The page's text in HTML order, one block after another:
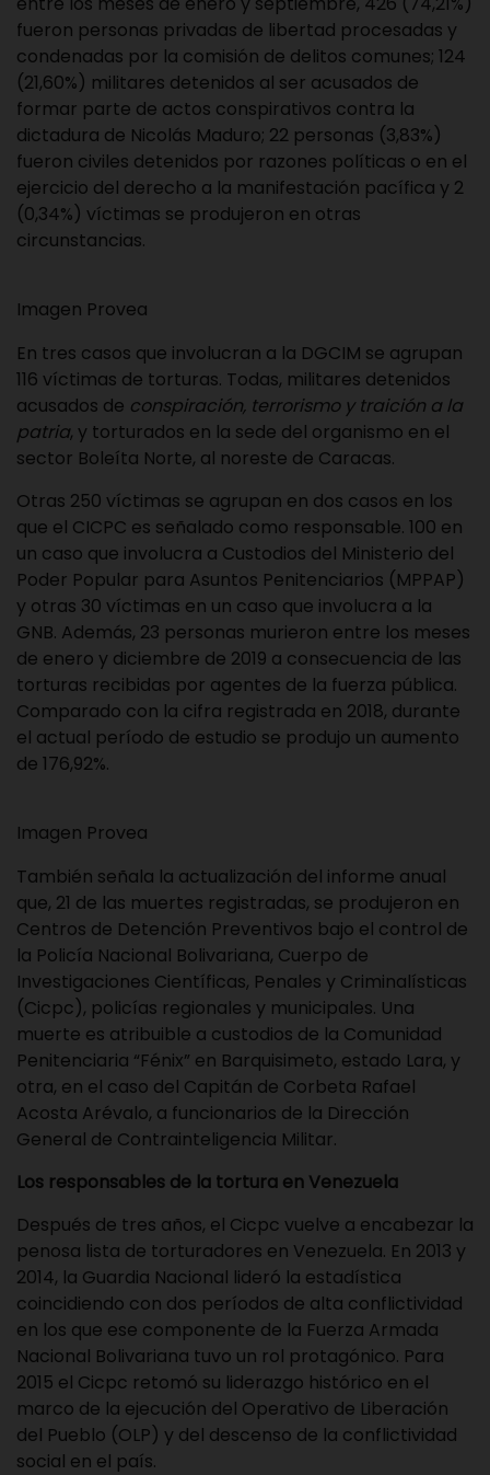
fueron personas privadas de libertad procesadas y
condenadas por la comisión de delitos comunes; 124
(21,60%) militares detenidos al ser acusados de
formar parte de actos conspirativos contra la
dictadura de Nicolás Maduro; 22 personas (3,83%)
fueron civiles detenidos por razones políticas o en el
ejercicio del derecho a la manifestación pacífica y 2
(0,34%) víctimas se produjeron en otras
circunstancias.
Imagen Provea
En tres casos que involucran a la DGCIM se agrupan
116 víctimas de torturas. Todas, militares detenidos
acusados de conspiración, terrorismo y traición a la
patria, y torturados en la sede del organismo en el
sector Boleíta Norte, al noreste de Caracas.
Otras 250 víctimas se agrupan en dos casos en los
que el CICPC es señalado como responsable. 100 en
un caso que involucra a Custodios del Ministerio del
Poder Popular para Asuntos Penitenciarios (MPPAP)
y otras 30 víctimas en un caso que involucra a la
GNB. Además, 23 personas murieron entre los meses
de enero y diciembre de 2019 a consecuencia de las
torturas recibidas por agentes de la fuerza pública.
Comparado con la cifra registrada en 2018, durante
el actual período de estudio se produjo un aumento
de 176,92%.
Imagen Provea
También señala la actualización del informe anual
que, 21 de las muertes registradas, se produjeron en
Centros de Detención Preventivos bajo el control de
la Policía Nacional Bolivariana, Cuerpo de
Investigaciones Científicas, Penales y Criminalísticas
(Cicpc), policías regionales y municipales. Una
muerte es atribuible a custodios de la Comunidad
Penitenciaria “Fénix” en Barquisimeto, estado Lara, y
otra, en el caso del Capitán de Corbeta Rafael
Acosta Arévalo, a funcionarios de la Dirección
General de Contrainteligencia Militar.
Los responsables de la tortura en Venezuela
Después de tres años, el Cicpc vuelve a encabezar la
penosa lista de torturadores en Venezuela. En 2013 y
2014, la Guardia Nacional lideró la estadística
coincidiendo con dos períodos de alta conflictividad
en los que ese componente de la Fuerza Armada
Nacional Bolivariana tuvo un rol protagónico. Para
2015 el Cicpc retomó su liderazgo histórico en el
marco de la ejecución del Operativo de Liberación
del Pueblo (OLP) y del descenso de la conflictividad
social en el país.